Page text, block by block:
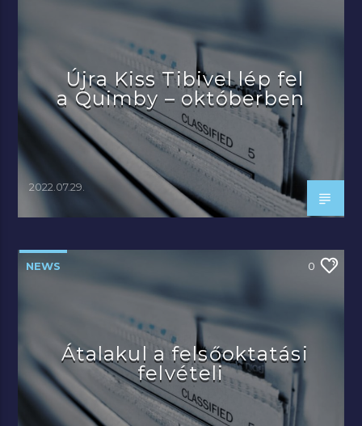
Újra Kiss Tibivel lép fel
a Quimby – októberben
2022.07.29.
NEWS 0
Átalakul a felsőoktatási
felvételi